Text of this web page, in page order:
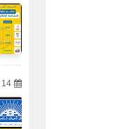
14 فبراير 2021